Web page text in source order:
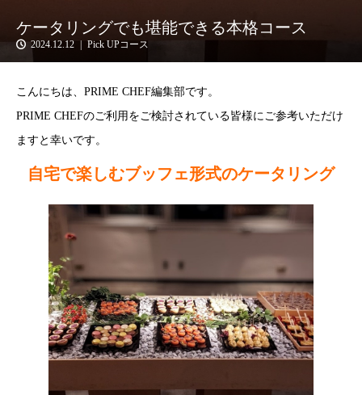
ケータリングでも堪能できる本格コース
2024.12.12 Pick UPコース
こんにちは、PRIME CHEF編集部です。
PRIME CHEFのご利用をご検討されている皆様にご参考いただけ
ますと幸いです。
自宅で楽しむブッフェ形式のケータリング